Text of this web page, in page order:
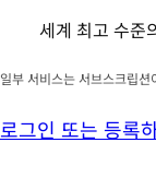
세계 최고 수준
일부 서비스는 서브스크립션
로그인 또는 등록